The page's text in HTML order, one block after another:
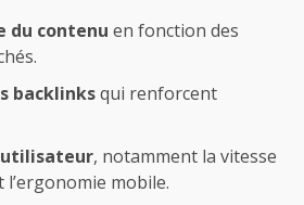
du contenu en fonction des
backlinksqui renforcent
utilisateur, notamment la vitesse
mobile.